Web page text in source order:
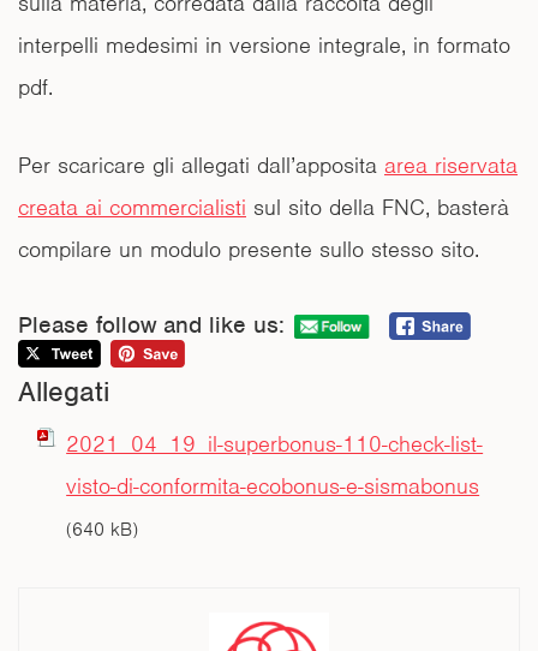
interpelli medesimi in versione integrale, in formato
pdf.
Per scaricare gli allegati dall’apposita area riservata
creata ai commercialisti sul sito della FNC, basterà
compilare un modulo presente sullo stesso sito.
Please follow and like us:
Allegati
2021_04_19_il-superbonus-110-check-list-
visto-di-conformita-ecobonus-e-sismabonus
(640 kB)